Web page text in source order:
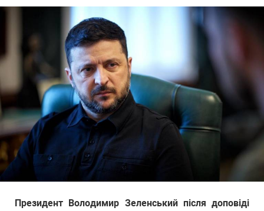
Президент Володимир Зеленський після доповіді
#боротьба
корупцією
#ДФС #коронавірус